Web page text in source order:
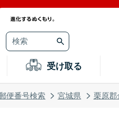
受け取る
便番号検索 宮城県 栗原